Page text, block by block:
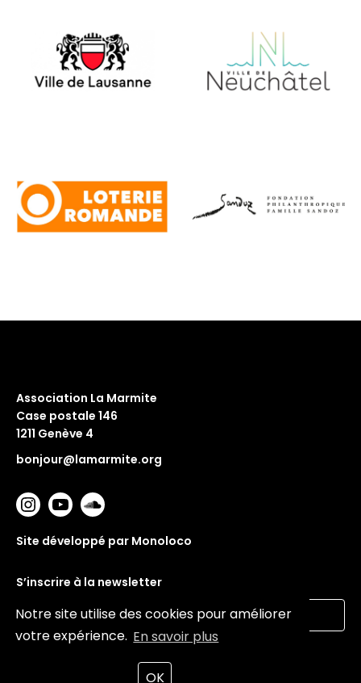
Notre site utilise des cookies pour améliorer
votre expérience. En savoir plus
OK
Association La Marmite
Case postale 146
1211 Genève 4
bonjour@lamarmite.org
Site développé par Monoloco
S’inscrire à la newsletter